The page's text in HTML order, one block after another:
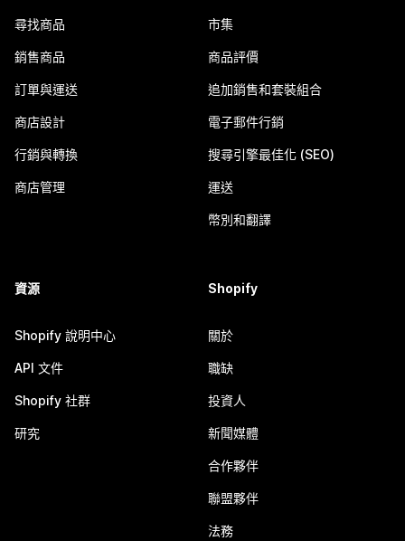
尋找商品
銷售商品
訂單與運送
商店設計
行銷與轉換
商店管理
市集
商品評價
追加銷售和套裝組合
電子郵件行銷
搜尋引擎最佳化 (SEO)
運送
幣別和翻譯
資源
Shopify 說明中心
API 文件
Shopify 社群
研究
Shopify
關於
職缺
投資人
新聞媒體
合作夥伴
聯盟夥伴
法務